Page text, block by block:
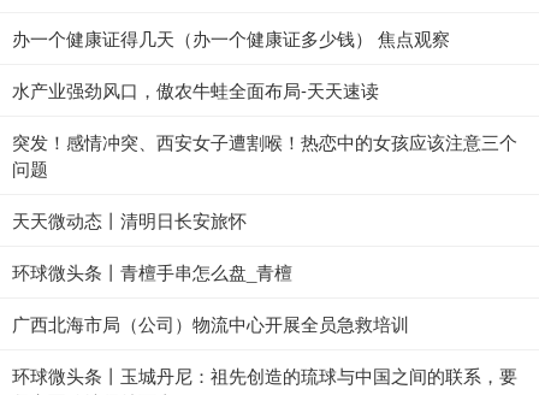
办一个健康证得几天（办一个健康证多少钱） 焦点观察
水产业强劲风口，傲农牛蛙全面布局-天天速读
突发！感情冲突、西安女子遭割喉！热恋中的女孩应该注意三个
问题
天天微动态丨清明日长安旅怀
环球微头条丨青檀手串怎么盘_青檀
广西北海市局（公司）物流中心开展全员急救培训
环球微头条丨玉城丹尼：祖先创造的琉球与中国之间的联系，要